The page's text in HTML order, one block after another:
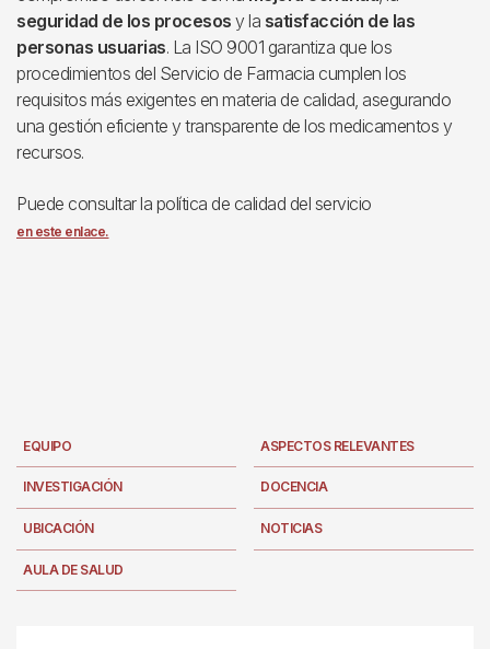
seguridad de los procesos y la satisfacción de las
personas usuarias. La ISO 9001 garantiza que los
procedimientos del Servicio de Farmacia cumplen los
requisitos más exigentes en materia de calidad, asegurando
una gestión eficiente y transparente de los medicamentos y
recursos.
Puede consultar la política de calidad del servicio
en este enlace.
EQUIPO ASPECTOS RELEVANTES
INVESTIGACIÓN DOCENCIA
UBICACIÓN NOTICIAS
AULA DE SALUD